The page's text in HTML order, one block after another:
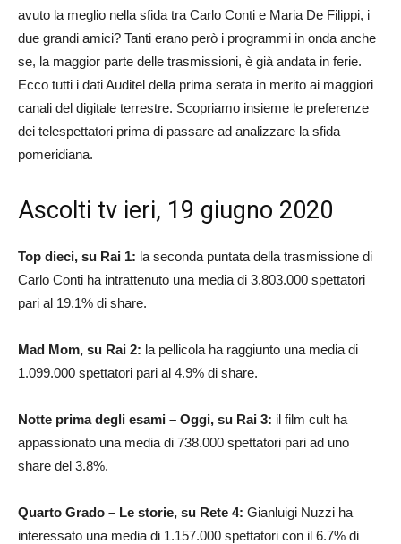
avuto la meglio nella sfida tra Carlo Conti e Maria De Filippi, i
due grandi amici? Tanti erano però i programmi in onda anche
se, la maggior parte delle trasmissioni, è già andata in ferie.
Ecco tutti i dati Auditel della prima serata in merito ai maggiori
canali del digitale terrestre. Scopriamo insieme le preferenze
dei telespettatori prima di passare ad analizzare la sfida
pomeridiana.
Ascolti tv ieri, 19 giugno 2020
Top dieci, su Rai 1: la seconda puntata della trasmissione di
Carlo Conti ha intrattenuto una media di 3.803.000 spettatori
pari al 19.1% di share.
Mad Mom, su Rai 2: la pellicola ha raggiunto una media di
1.099.000 spettatori pari al 4.9% di share.
Notte prima degli esami – Oggi, su Rai 3: il film cult ha
appassionato una media di 738.000 spettatori pari ad uno
share del 3.8%.
Quarto Grado – Le storie, su Rete 4: Gianluigi Nuzzi ha
interessato una media di 1.157.000 spettatori con il 6.7% di